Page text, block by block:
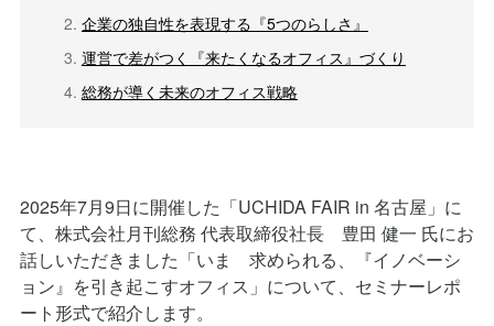
企業の独自性を表現する『5つのらしさ』
運営で差がつく『来たくなるオフィス』づくり
総務が導く未来のオフィス戦略
2025年7月9日に開催した「UCHIDA FAIR in 名古屋」に
て、株式会社月刊総務 代表取締役社長 豊田 健一 氏にお
話しいただきました「いま 求められる、『イノベーシ
ョン』を引き起こすオフィス」について、セミナーレポ
ート形式で紹介します。